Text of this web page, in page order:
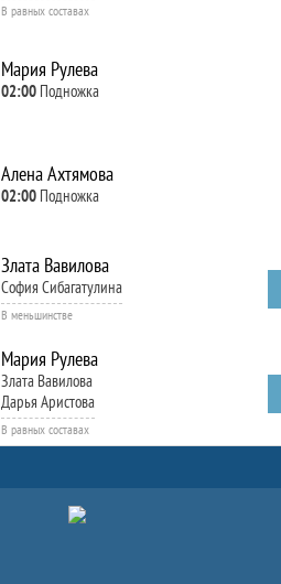
В равных составах
Мария Рулева
02:00 Подножка
Алена Ахтямова
02:00 Подножка
Злата Вавилова
София Сибагатулина
В меньшинстве
Мария Рулева
Злата Вавилова
Дарья Аристова
В равных составах